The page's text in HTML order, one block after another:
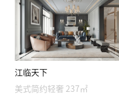
江临天下
美式简约轻奢 237㎡